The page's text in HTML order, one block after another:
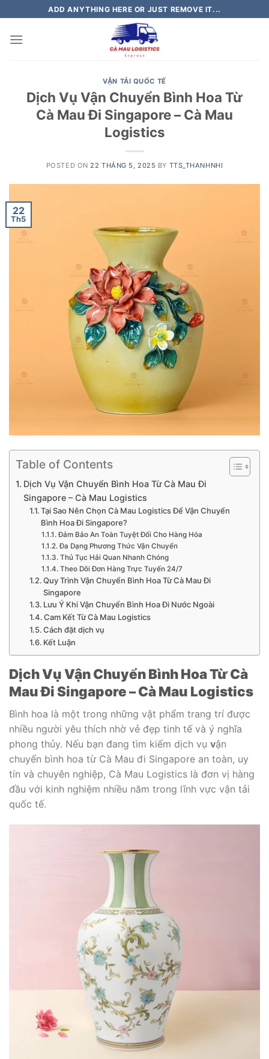
to
content
ADD ANYTHING HERE OR JUST REMOVE IT...
VẬN TẢI QUỐC TẾ
Dịch Vụ Vận Chuyển Bình Hoa Từ
Cà Mau Đi Singapore – Cà Mau
Logistics
POSTED ON 22 THÁNG 5, 2025 BY TTS_THANHNHI
22
Th5
Table of Contents
Dịch Vụ Vận Chuyển Bình Hoa Từ Cà Mau Đi
Singapore – Cà Mau Logistics
Tại Sao Nên Chọn Cà Mau Logistics Để Vận Chuyển
Bình Hoa Đi Singapore?
Đảm Bảo An Toàn Tuyệt Đối Cho Hàng Hóa
Đa Dạng Phương Thức Vận Chuyển
Thủ Tục Hải Quan Nhanh Chóng
Theo Dõi Đơn Hàng Trực Tuyến 24/7
Quy Trình Vận Chuyển Bình Hoa Từ Cà Mau Đi
Singapore
Lưu Ý Khi Vận Chuyển Bình Hoa Đi Nước Ngoài
Cam Kết Từ Cà Mau Logistics
Cách đặt dịch vụ
Kết Luận
Dịch Vụ Vận Chuyển Bình Hoa Từ Cà
Mau Đi Singapore – Cà Mau Logistics
Bình hoa là một trong những vật phẩm trang trí được
nhiều người yêu thích nhờ vẻ đẹp tinh tế và ý nghĩa
phong thủy. Nếu bạn đang tìm kiếm dịch vụ vận
chuyển bình hoa từ Cà Mau đi Singapore an toàn, uy
tín và chuyên nghiệp, Cà Mau Logistics là đơn vị hàng
đầu với kinh nghiệm nhiều năm trong lĩnh vực vận tải
quốc tế.